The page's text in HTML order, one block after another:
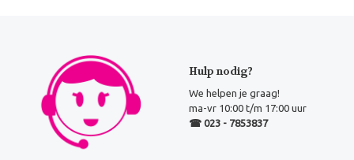
Hulp nodig?
We helpen je graag!
ma-vr 10:00 t/m 17:00 uur
☎ 023 - 7853837